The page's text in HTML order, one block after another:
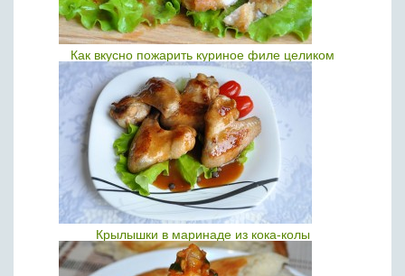
Как вкусно пожарить куриное филе целиком
Крылышки в маринаде из кока-колы